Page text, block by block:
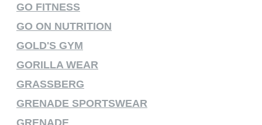
GO FITNESS
GO ON NUTRITION
GOLD'S GYM
GORILLA WEAR
GRASSBERG
GRENADE SPORTSWEAR
GRENADE